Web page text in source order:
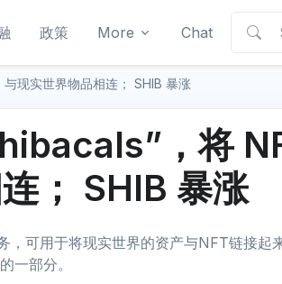
政策 More Chat
现实世界物品相连； SHIB 暴涨
，将
； SHIB 暴涨
可用于将现实世界的资产与NFT链接起
一部分。